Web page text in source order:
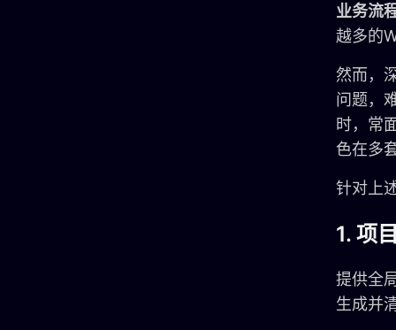
业务流
越多的
然而，
问题，
时，常
色在多
针对上
1. 项
提供全
生成并